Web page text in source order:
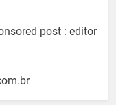
post : editor